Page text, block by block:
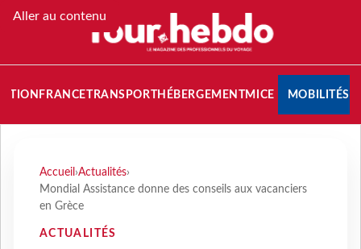
Aller au contenu
FRANCETRANSPORT HÉBERGEMENTMICE MOBILITÉS
Accueil ›Actualités›
Mondial Assistance donne des conseils aux vacanciers
en Grèce
ACTUALITÉS